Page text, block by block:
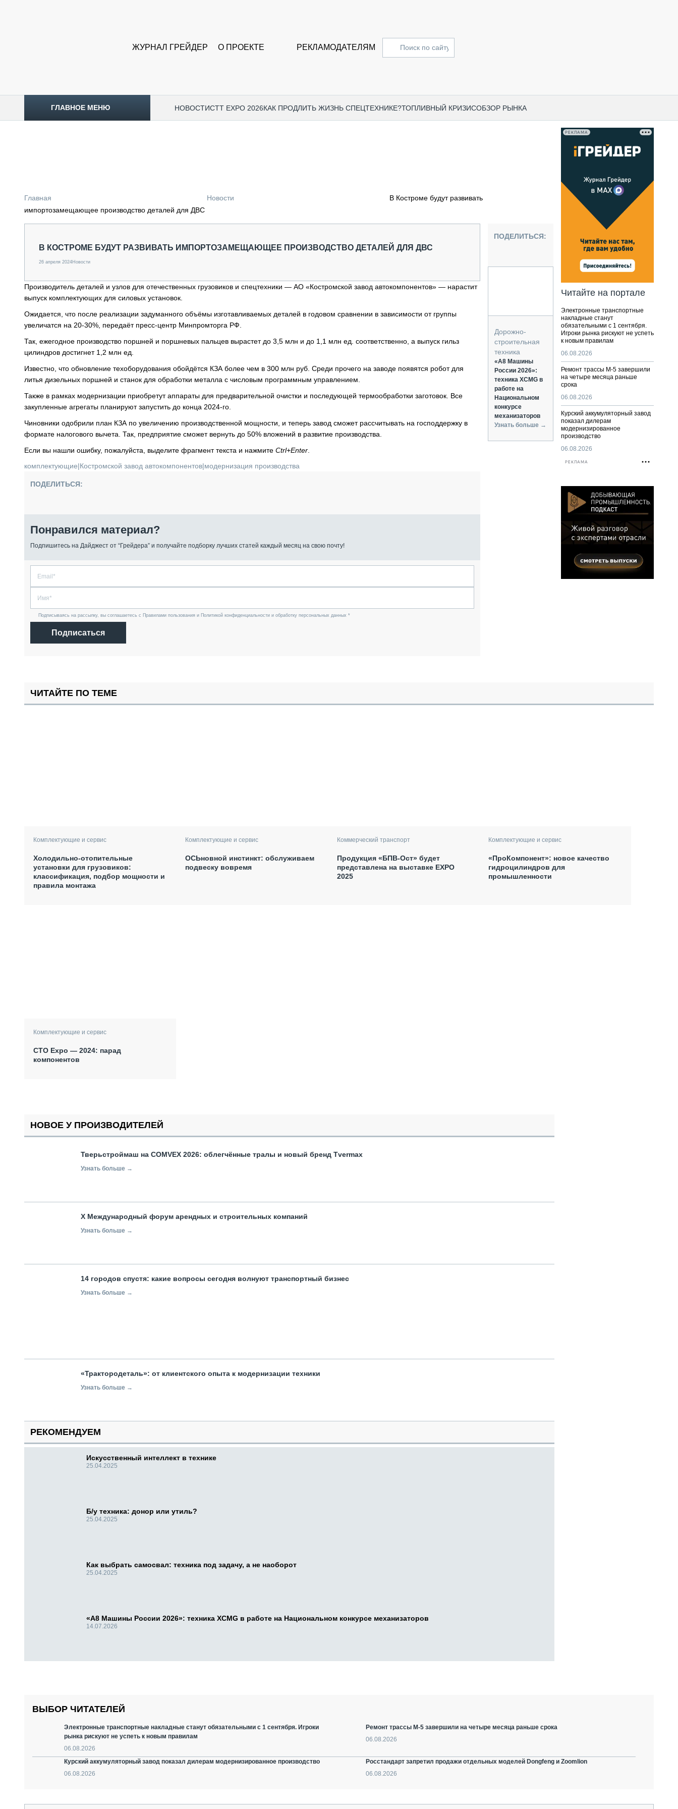
ЖУРНАЛ ГРЕЙДЕР О ПРОЕКТЕ РЕКЛАМОДАТЕЛЯМ
ГЛАВНОЕ МЕНЮ НОВОСТИCTT EXPO 2026КАК ПРОДЛИТЬ ЖИЗНЬ СПЕЦТЕХНИКЕ?ТОПЛИВНЫЙ КРИЗИСОБЗОР РЫНКА
ОБЗОР РЫНКА
ГРУЗОПЕРЕВОЗКИ
ИСПЫТАТЕЛИ
ТЕХНОЛОГИИ
ДОРОЖНАЯ ИНДУСТРИЯ
СЕРВИСМЕНЫ
ПОДЪЁМНАЯ ТЕХНИКА
ПАССАЖИРСКИЙ ТРАНСПОРТ
КАРЬЕРНАЯ ТЕХНИКА
АВТОМАТИЗАЦИЯ И ТЕХНОЛОГИИ
Главная Новости
В Костроме будут развивать
импортозамещающее производство деталей для ДВС
В КОСТРОМЕ БУДУТ РАЗВИВАТЬ ИМПОРТОЗАМЕЩАЮЩЕЕ ПРОИЗВОДСТВО ДЕТАЛЕЙ ДЛЯ ДВС
26 апреля 2024Новости
Производитель деталей и узлов для отечественных грузовиков и спецтехники — АО «Костромской завод автокомпонентов» — нарастит
выпуск комплектующих для силовых установок.
Ожидается, что после реализации задуманного объёмы изготавливаемых деталей в годовом сравнении в зависимости от группы
увеличатся на 20-30%, передаёт пресс-центр Минпромторга РФ.
Так, ежегодное производство поршней и поршневых пальцев вырастет до 3,5 млн и до 1,1 млн ед. соответственно, а выпуск гильз
цилиндров достигнет 1,2 млн ед.
Известно, что обновление техоборудования обойдётся КЗА более чем в 300 млн руб. Среди прочего на заводе появятся робот для
литья дизельных поршней и станок для обработки металла с числовым программным управлением.
Также в рамках модернизации приобретут аппараты для предварительной очистки и последующей термообработки заготовок. Все
закупленные агрегаты планируют запустить до конца 2024-го.
Чиновники одобрили план КЗА по увеличению производственной мощности, и теперь завод сможет рассчитывать на господдержку в
формате налогового вычета. Так, предприятие сможет вернуть до 50% вложений в развитие производства.
Если вы нашли ошибку, пожалуйста, выделите фрагмент текста и нажмите Ctrl+Enter
комплектующие|Костромской завод автокомпонентов|модернизация производства
ПОДЕЛИТЬСЯ:
Понравился материал?
Подпишитесь на Дайджест от “Грейдера” и получайте подборку лучших статей каждый месяц на свою почту!
Подписываясь на рассылку, вы соглашаетесь с Правилами пользования и Политикой конфиденциальности и обработку персональных данных *
Подписаться
ПОДЕЛИТЬСЯ:
Дорожно-
строительная
техника
«А8 Машины
России 2026»:
техника XCMG в
работе на
Национальном
конкурсе
механизаторов
Узнать больше →
РЕКЛАМА
Читайте на портале
Электронные транспортные
накладные станут
обязательными с 1 сентября.
Игроки рынка рискуют не успеть
к новым правилам
06.08.2026
Ремонт трассы М-5 завершили
на четыре месяца раньше
срока
06.08.2026
Курский аккумуляторный завод
показал дилерам
модернизированное
производство
06.08.2026
РЕКЛАМА
ЧИТАЙТЕ ПО ТЕМЕ
Комплектующие и сервис
Холодильно-отопительные
установки для грузовиков:
классификация, подбор мощности и
правила монтажа
Комплектующие и сервис
ОСЬновной инстинкт: обслуживаем
подвеску вовремя
Коммерческий транспорт
Продукция «БПВ-Ост» будет
представлена на выставке EXPO
2025
Комплектующие и сервис
«ПроКомпонент»: новое качество
гидроцилиндров для
промышленности
Комплектующие и сервис
СТО Expo — 2024: парад
компонентов
НОВОЕ У ПРОИЗВОДИТЕЛЕЙ
Тверьстроймаш на COMVEX 2026: облегчённые тралы и новый бренд Tvermax
Узнать больше →
X Международный форум арендных и строительных компаний
Узнать больше →
14 городов спустя: какие вопросы сегодня волнуют транспортный бизнес
Узнать больше →
«Трактородеталь»: от клиентского опыта к модернизации техники
Узнать больше →
РЕКОМЕНДУЕМ
Искусственный интеллект в технике
25.04.2025
Б/у техника: донор или утиль?
25.04.2025
Как выбрать самосвал: техника под задачу, а не наоборот
25.04.2025
«А8 Машины России 2026»: техника XCMG в работе на Национальном конкурсе механизаторов
14.07.2026
ВЫБОР ЧИТАТЕЛЕЙ
Электронные транспортные накладные станут обязательными с 1 сентября. Игроки
рынка рискуют не успеть к новым правилам
06.08.2026
Ремонт трассы М-5 завершили на четыре месяца раньше срока
06.08.2026
Курский аккумуляторный завод показал дилерам модернизированное производство
06.08.2026
Росстандарт запретил продажи отдельных моделей Dongfeng и Zoomlion
06.08.2026